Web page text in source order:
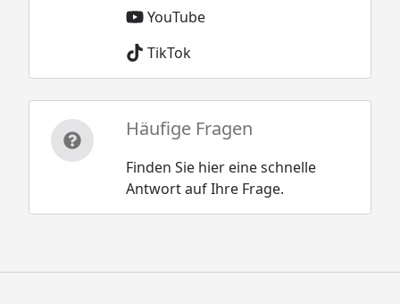
YouTube
TikTok
Häufige Fragen
Finden Sie hier eine schnelle
Antwort auf Ihre Frage.